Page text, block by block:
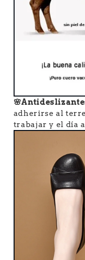
adherirse al
trabajar y el día